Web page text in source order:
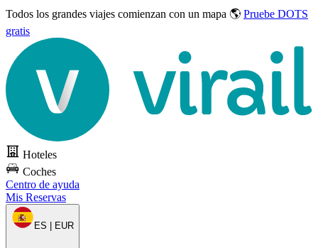
Todos los grandes viajes comienzan con un mapa 🌎 Pruebe DOTS
gratis
Hoteles
Coches
Centro de ayuda
Mis Reservas
ES | EUR